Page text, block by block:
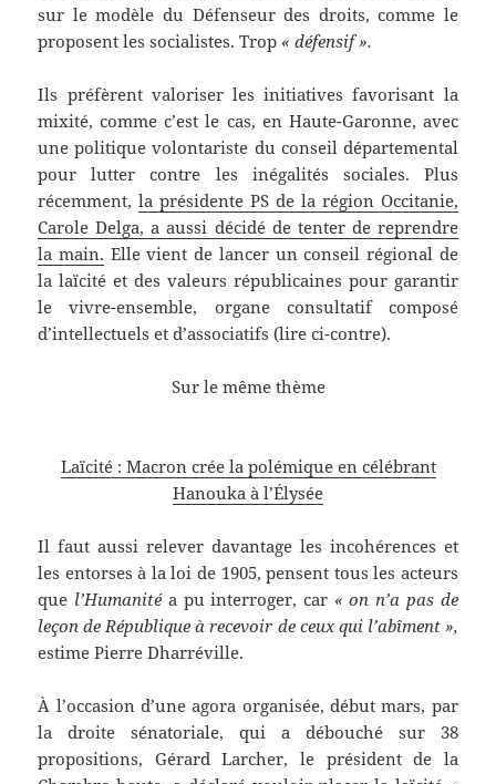
sur le modèle du Défenseur des droits, comme le
proposent les socialistes. Trop « défensif ».
Ils préfèrent valoriser les initiatives favorisant la
mixité, comme c’est le cas, en Haute-Garonne, avec
une politique volontariste du conseil départemental
pour lutter contre les inégalités sociales. Plus
récemment,la présidente PS de la région Occitanie,
Carole Delga, a aussi décidé de tenter de reprendre
la main. Elle vient de lancer un conseil régional de
la laïcité et des valeurs républicaines pour garantir
le vivre-ensemble, organe consultatif composé
d’intellectuels et d’associatifs (lire ci-contre).
Sur le même thème
Laïcité : Macron crée la polémique en célébrant
Hanouka à l’Élysée
Il faut aussi relever davantage les incohérences et
les entorses à la loi de 1905, pensent tous les acteurs
que l’Humanité a pu interroger, car « on n’a pas de
leçon de République à recevoir de ceux qui l’abîment »,
estime Pierre Dharréville.
À l’occasion d’une agora organisée, début mars, par
la droite sénatoriale, qui a débouché sur 38
propositions, Gérard Larcher, le président de la